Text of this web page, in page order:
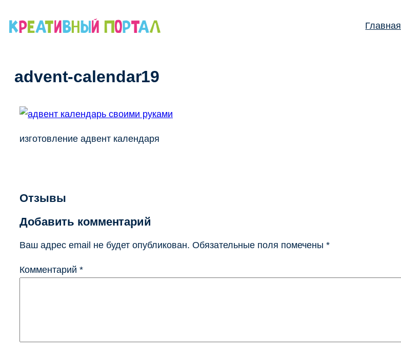
Главная
advent-calendar19
изготовление адвент календаря
Отзывы
Добавить комментарий
Ваш адрес email не будет опубликован. Обязательные поля помечены *
Комментарий *